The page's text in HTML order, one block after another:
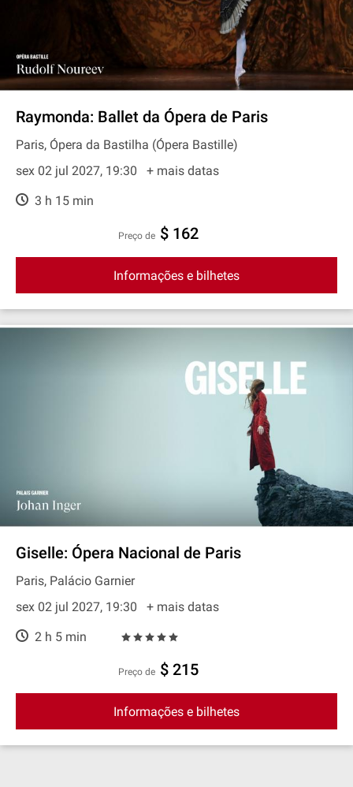
Raymonda: Ballet da Ópera de Paris
Paris, Ópera da Bastilha (Ópera Bastille)
sex 02 jul 2027, 19:30
+ mais datas
3 h 15 min
preço de $ 162
Informações e bilhetes
Giselle: Ópera Nacional de Paris
Paris, Palácio Garnier
sex 02 jul 2027, 19:30
+ mais datas
2 h 5 min
preço de $ 215
Informações e bilhetes